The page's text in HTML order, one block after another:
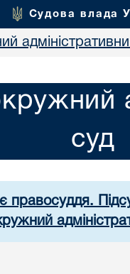
Судова влада
суд
правосуддя.